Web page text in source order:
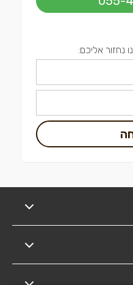
נחזור אליכם: